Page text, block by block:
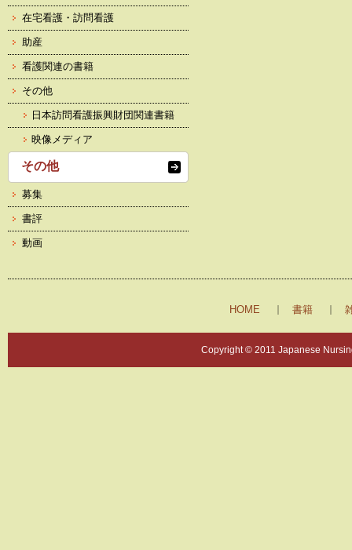
在宅看護・訪問看護
助産
看護関連の書籍
その他
日本訪問看護振興財団関連書籍
映像メディア
その他
募集
書評
動画
HOME 書籍
Copyright © 2011 Japanese